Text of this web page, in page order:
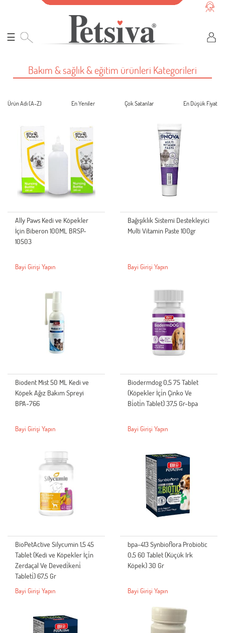
☰
Bakım & sağlık & eğitim ürünleri Kategorileri
Ürün Adı (A-Z) En Yeniler Çok Satanlar En Düşük Fiyat
Ally Paws Kedi ve Köpekler
İçin Biberon 100ML BRSP-
10503
Bayi Girişi Yapın
Bağışıklık Sistemi Destekleyici
Multi Vitamin Paste 100gr
Bayi Girişi Yapın
Biodent Mist 50 ML Kedi ve
Köpek Ağız Bakım Spreyi
BPA-766
Bayi Girişi Yapın
Biodermdog 0,5 75 Tablet
(Köpekler İçi̇n Çinko Ve
Bi̇oti̇n Tablet) 37,5 Gr-bpa
Bayi Girişi Yapın
BioPetActive Silycumin 1,5 45
Tablet (Kedi ve Köpekler İçi̇n
Zerdaçal Ve Devedi̇keni̇
Tableti̇) 67,5 Gr
Bayi Girişi Yapın
bpa-413 Synbioflora Probiotic
0,5 60 Tablet (Küçük Irk
Köpek) 30 Gr
Bayi Girişi Yapın